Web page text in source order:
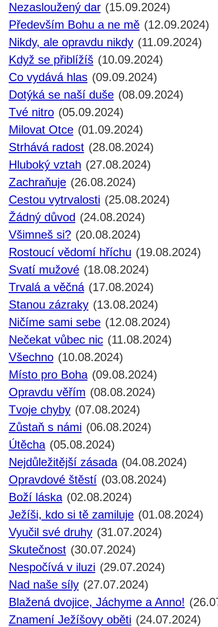
Nezasloužený dar (15.09.2024)
Především Bohu a ne mě (12.09.2024)
Nikdy, ale opravdu nikdy (11.09.2024)
Když se přiblížíš (10.09.2024)
Co vydává hlas (09.09.2024)
Dotýká se naší duše (08.09.2024)
Tvé nitro (05.09.2024)
Milovat Otce (01.09.2024)
Strhává radost (28.08.2024)
Hluboký vztah (27.08.2024)
Zachraňuje (26.08.2024)
Cestou vytrvalosti (25.08.2024)
Žádný důvod (24.08.2024)
Všimneš si? (20.08.2024)
Rostoucí vědomí hříchu (19.08.2024)
Svatí mužové (18.08.2024)
Trvalá a věčná (17.08.2024)
Stanou zázraky (13.08.2024)
Ničíme sami sebe (12.08.2024)
Nečekat vůbec nic (11.08.2024)
Všechno (10.08.2024)
Místo pro Boha (09.08.2024)
Opravdu věřím (08.08.2024)
Tvoje chyby (07.08.2024)
Zůstaň s námi (06.08.2024)
Útěcha (05.08.2024)
Nejdůležitější zásada (04.08.2024)
Opravdové štěstí (03.08.2024)
Boží láska (02.08.2024)
Ježíši, kdo si tě zamiluje (01.08.2024)
Vyučil své druhy (31.07.2024)
Skutečnost (30.07.2024)
Nespočívá v iluzi (29.07.2024)
Nad naše síly (27.07.2024)
Blažená dvojice, Jáchyme a Anno!
Znamení Ježíšovy oběti (24.07.2024)